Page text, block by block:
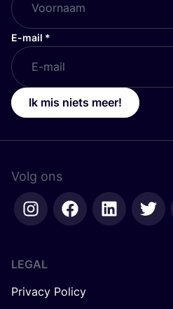
E-mail *
Ik mis niets meer!
Volg ons
LEGAL
Privacy Policy